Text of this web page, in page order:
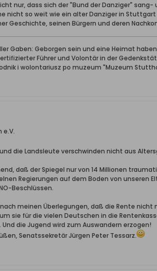
nur, dass sich der "Bund der Danziger"
nicht so weit wie ein alter Danziger in
Geschichte, seinen Bürgern und deren
Gaben: Geborgen sein und eine Heimat
Führer und Volontär in der
i wolontariusz po muzeum "Muzeum
e.V.
die Landsleute verschwinden nicht aus
daß der Spiegel nur von 14 Millionen
Regierungen auf dem Boden von
Beschlüssen.
meinen Überlegungen, daß die Rente
sie für die vielen Deutschen in die
Und die Jugend wird zum Auswandern erzogen!
Senatssekretär Jürgen Peter Tessarz.